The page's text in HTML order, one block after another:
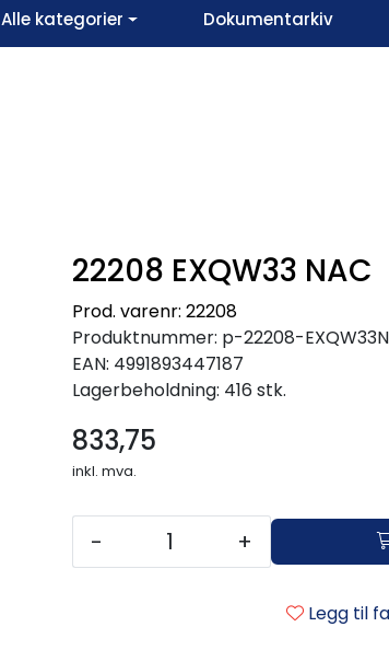
Alle kategorier Dokumentarkiv
22208 EXQW33 NAC
Prod. varenr: 22208
Produktnummer: p-22208-
EAN: 4991893447187
Lagerbeholdning: 416 stk.
833,75
inkl. mva.
- +
Legg til